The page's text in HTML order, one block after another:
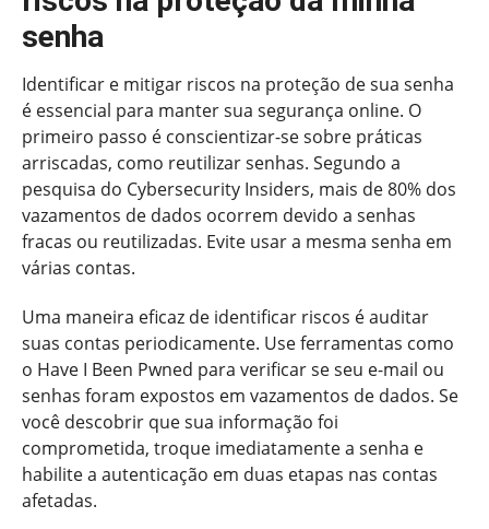
senha
Identificar e mitigar riscos na proteção de sua senha
é essencial para manter sua segurança online. O
primeiro passo é conscientizar-se sobre práticas
arriscadas, como reutilizar senhas. Segundo a
pesquisa do Cybersecurity Insiders, mais de 80% dos
vazamentos de dados ocorrem devido a senhas
fracas ou reutilizadas. Evite usar a mesma senha em
várias contas.
Uma maneira eficaz de identificar riscos é auditar
suas contas periodicamente. Use ferramentas como
o Have I Been Pwned para verificar se seu e-mail ou
senhas foram expostos em vazamentos de dados. Se
você descobrir que sua informação foi
comprometida, troque imediatamente a senha e
habilite a autenticação em duas etapas nas contas
afetadas.